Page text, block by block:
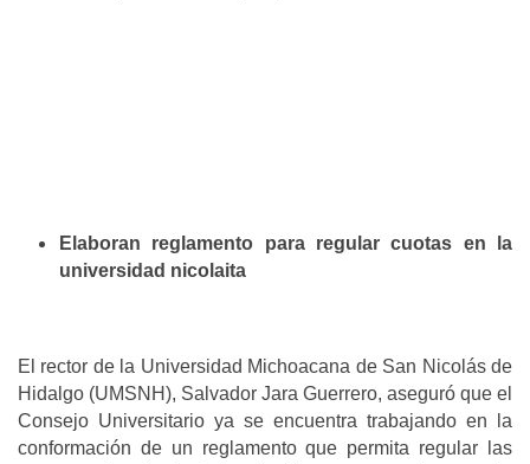
Elaboran reglamento para regular cuotas en la
universidad nicolaita
El rector de la Universidad Michoacana de San Nicolás de
Hidalgo (UMSNH), Salvador Jara Guerrero, aseguró que el
Consejo Universitario ya se encuentra trabajando en la
conformación de un reglamento que permita regular las